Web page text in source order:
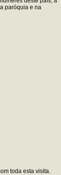
paróquia e na
toda esta visita.